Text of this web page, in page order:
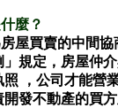
麼？
屋買賣的中間協
規定，房屋仲
照 ，公司才能營
發不動產的買